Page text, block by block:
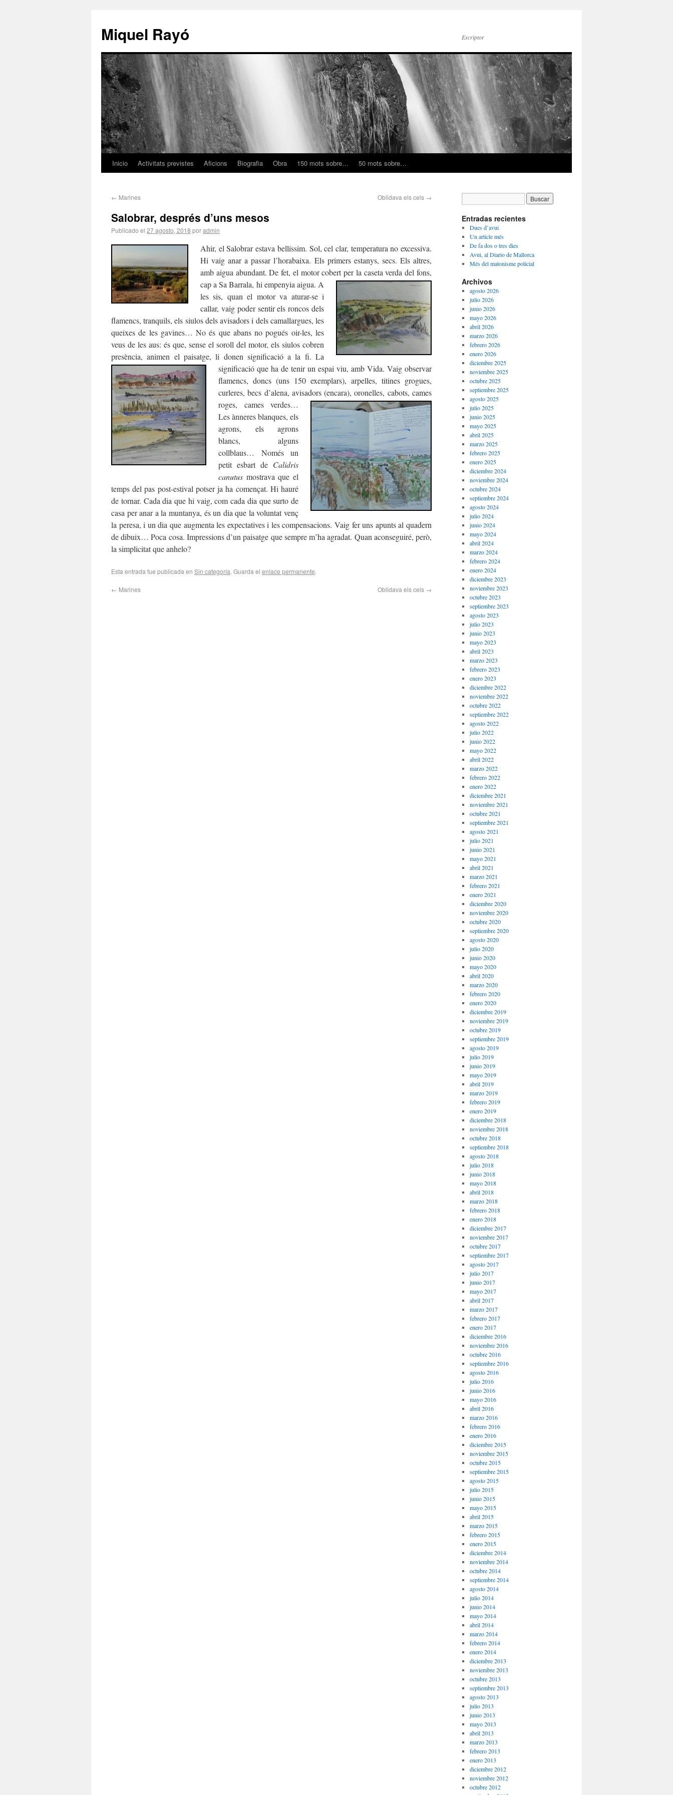
Miquel Rayó Escriptor
Inicio Activitats previstes Aficions Biografia Obra 150 mots sobre… 50 mots sobre…
← Marines Oblidava els cels →
Salobrar, després d’uns mesos
Publicado el 27 agosto, 2018 poradmin
Ahir, el Salobrar estava bellíssim. Sol, cel clar, temperatura no excessiva.
Hi vaig anar a passar l’horabaixa. Els primers estanys, secs. Els altres,
amb aigua abundant. De fet, el motor cobert per la caseta verda del fons,
cap a Sa Barrala, hi empenyia aigua. A
les sis, quan el motor va aturar-se i
callar, vaig poder sentir els roncos dels
flamencs, tranquils, els siulos dels avisadors i dels camallargues, les
queixes de les gavines… No és que abans no pogués oir-les, les
veus de les aus: és que, sense el soroll del motor, els siulos cobren
presència, animen el paisatge, li donen significació a la fi. La
significació que ha de tenir un espai viu, amb Vida. Vaig observar
flamencs, doncs (uns 150 exemplars), arpelles, titines grogues,
curleres, becs d’alena, avisadors (encara), oronelles, cabots, cames
roges, cames verdes…
Les ànneres blanques, els
agrons, els agrons
blancs, alguns
collblaus… Només un
petit esbart de Calidris
canutus mostrava que el
temps del pas post-estival potser ja ha començat. Hi hauré
de tornar. Cada dia que hi vaig, com cada dia que surto de
casa per anar a la muntanya, és un dia que la voluntat venç
la peresa, i un dia que augmenta les expectatives i les compensacions. Vaig fer uns apunts al quadern
de dibuix… Poca cosa. Impressions d’un paisatge que sempre m’ha agradat. Quan aconseguiré, però,
la simplicitat que anhelo?
Esta entrada fue publicada en Sin categoría. Guarda el enlace permanente.
← Marines Oblidava els cels →
Entradas recientes
Dues d’avui
Un article més
De fa dos o tres dies
Avui, al Diario de Mallorca
Més del matonisme policial
Archivos
agosto 2026
julio 2026
junio 2026
mayo 2026
abril 2026
marzo 2026
febrero 2026
enero 2026
diciembre 2025
noviembre 2025
octubre 2025
septiembre 2025
agosto 2025
julio 2025
junio 2025
mayo 2025
abril 2025
marzo 2025
febrero 2025
enero 2025
diciembre 2024
noviembre 2024
octubre 2024
septiembre 2024
agosto 2024
julio 2024
junio 2024
mayo 2024
abril 2024
marzo 2024
febrero 2024
enero 2024
diciembre 2023
noviembre 2023
octubre 2023
septiembre 2023
agosto 2023
julio 2023
junio 2023
mayo 2023
abril 2023
marzo 2023
febrero 2023
enero 2023
diciembre 2022
noviembre 2022
octubre 2022
septiembre 2022
agosto 2022
julio 2022
junio 2022
mayo 2022
abril 2022
marzo 2022
febrero 2022
enero 2022
diciembre 2021
noviembre 2021
octubre 2021
septiembre 2021
agosto 2021
julio 2021
junio 2021
mayo 2021
abril 2021
marzo 2021
febrero 2021
enero 2021
diciembre 2020
noviembre 2020
octubre 2020
septiembre 2020
agosto 2020
julio 2020
junio 2020
mayo 2020
abril 2020
marzo 2020
febrero 2020
enero 2020
diciembre 2019
noviembre 2019
octubre 2019
septiembre 2019
agosto 2019
julio 2019
junio 2019
mayo 2019
abril 2019
marzo 2019
febrero 2019
enero 2019
diciembre 2018
noviembre 2018
octubre 2018
septiembre 2018
agosto 2018
julio 2018
junio 2018
mayo 2018
abril 2018
marzo 2018
febrero 2018
enero 2018
diciembre 2017
noviembre 2017
octubre 2017
septiembre 2017
agosto 2017
julio 2017
junio 2017
mayo 2017
abril 2017
marzo 2017
febrero 2017
enero 2017
diciembre 2016
noviembre 2016
octubre 2016
septiembre 2016
agosto 2016
julio 2016
junio 2016
mayo 2016
abril 2016
marzo 2016
febrero 2016
enero 2016
diciembre 2015
noviembre 2015
octubre 2015
septiembre 2015
agosto 2015
julio 2015
junio 2015
mayo 2015
abril 2015
marzo 2015
febrero 2015
enero 2015
diciembre 2014
noviembre 2014
octubre 2014
septiembre 2014
agosto 2014
julio 2014
junio 2014
mayo 2014
abril 2014
marzo 2014
febrero 2014
enero 2014
diciembre 2013
noviembre 2013
octubre 2013
septiembre 2013
agosto 2013
julio 2013
junio 2013
mayo 2013
abril 2013
marzo 2013
febrero 2013
enero 2013
diciembre 2012
noviembre 2012
octubre 2012